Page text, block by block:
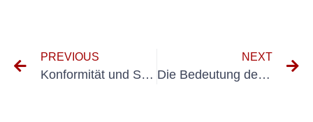
PREVIOUS
Konformität und Sicherheit: Best Practices für die Prüfung elektrischer Anlagen nach DIN VDE 0105
NEXT
Die Bedeutung der Prüfungen 701 und 702 für Ihre Karriere